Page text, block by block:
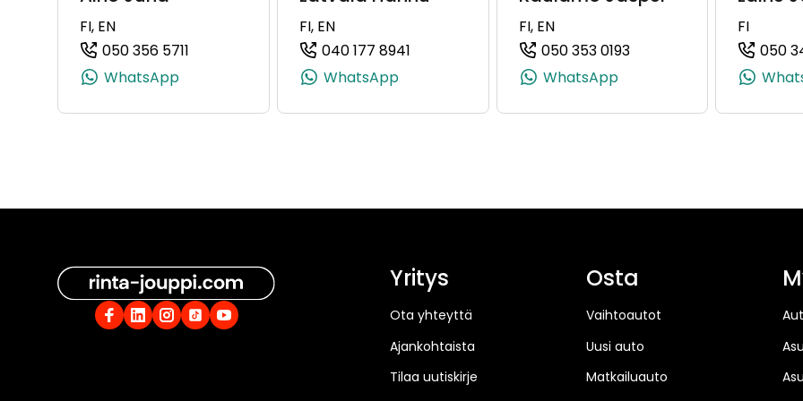
FI, EN
050 356 5711
(+358503565711, 0503565711, +358 50 356 5711)
WhatsApp
FI, EN
040 177 8941
(+358401778941, 0401778941, +358 40 177 8941)
WhatsApp
FI, EN
050 353 0193
(+358503530193,
WhatsApp
FI
050
Yritys
Ota yhteyttä
Ajankohtaista
Tilaa uutiskirje
Osta
Vaihtoautot
Uusi auto
Matkailuauto